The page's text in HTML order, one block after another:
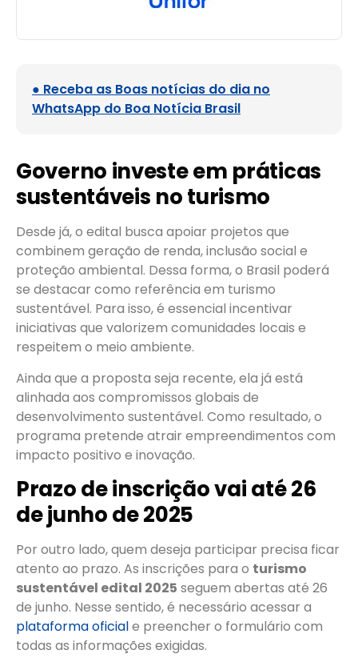
● Receba as Boas notícias do dia no
WhatsApp do Boa Notícia Brasil
Governo investe em práticas
sustentáveis no turismo
Desde já, o edital busca apoiar projetos que
combinem geração de renda, inclusão social e
proteção ambiental. Dessa forma, o Brasil poderá
se destacar como referência em turismo
sustentável. Para isso, é essencial incentivar
iniciativas que valorizem comunidades locais e
respeitem o meio ambiente.
Ainda que a proposta seja recente, ela já está
alinhada aos compromissos globais de
desenvolvimento sustentável. Como resultado, o
programa pretende atrair empreendimentos com
impacto positivo e inovação.
Prazo de inscrição vai até 26
de junho de 2025
Por outro lado, quem deseja participar precisa ficar
atento ao prazo. As inscrições para o turismo
sustentável edital 2025 seguem abertas até 26
de junho. Nesse sentido, é necessário acessar a
plataforma oficiale preencher o formulário com
todas as informações exigidas.